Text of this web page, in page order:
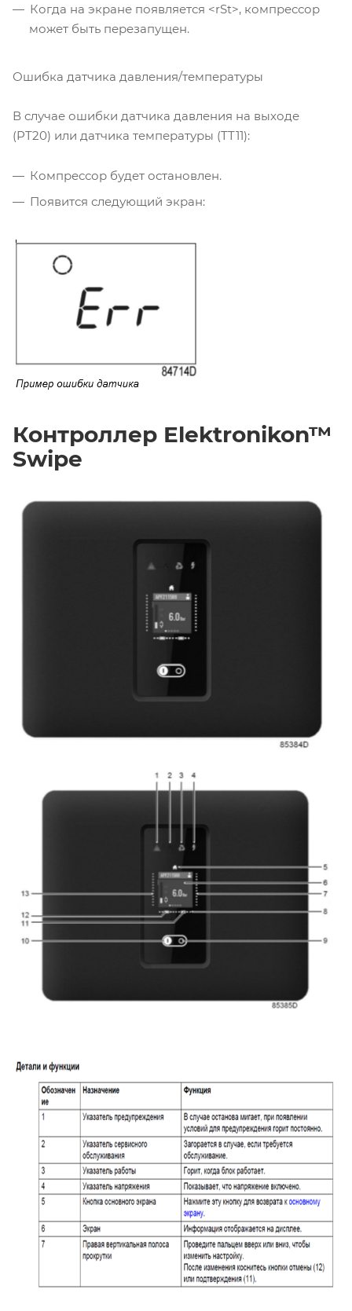
Когда на экране появляется <rSt>, компрессор
может быть перезапущен.
Ошибка датчика давления/температуры
В случае ошибки датчика давления на выходе
(PT20) или датчика температуры (TT11):
Компрессор будет остановлен.
Появится следующий экран:
Контроллер Elektronikon™
Swipe